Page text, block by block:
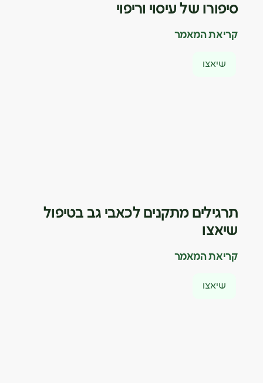
סיפורו של עיסוי וריפוי
קריאת המאמר
שיאצו
תרגילים מתקנים לכאבי גב בטיפול
שיאצו
קריאת המאמר
שיאצו